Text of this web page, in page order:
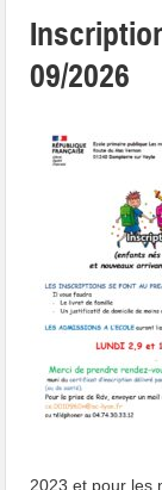
09/2026
2023 et pour les